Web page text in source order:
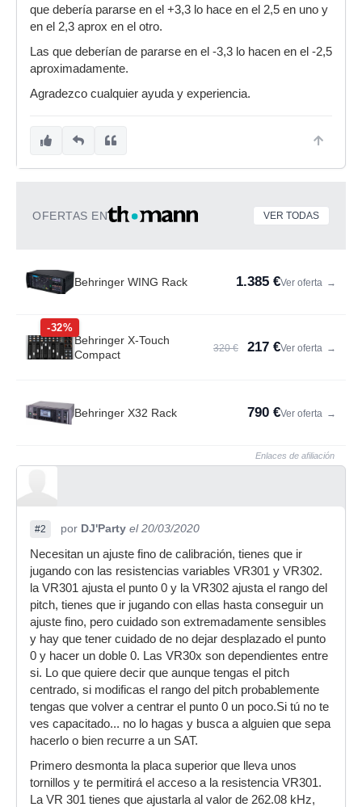
que debería pararse en el +3,3 lo hace en el 2,5 en uno y
en el 2,3 aprox en el otro.
Las que deberían de pararse en el -3,3 lo hacen en el -2,5
aproximadamente.
Agradezco cualquier ayuda y experiencia.
OFERTAS EN VER TODAS
Behringer WING Rack 1.385 €Ver oferta →
-32%
Behringer X-Touch
Compact
320 € 217 €Ver oferta →
Behringer X32 Rack 790 €Ver oferta →
Enlaces de afiliación
#2 por DJ'Party el 20/03/2020
Necesitan un ajuste fino de calibración, tienes que ir
jugando con las resistencias variables VR301 y VR302.
la VR301 ajusta el punto 0 y la VR302 ajusta el rango del
pitch, tienes que ir jugando con ellas hasta conseguir un
ajuste fino, pero cuidado son extremadamente sensibles
y hay que tener cuidado de no dejar desplazado el punto
0 y hacer un doble 0. Las VR30x son dependientes entre
si. Lo que quiere decir que aunque tengas el pitch
centrado, si modificas el rango del pitch probablemente
tengas que volver a centrar el punto 0 un poco.Si tú no te
ves capacitado... no lo hagas y busca a alguien que sepa
hacerlo o bien recurre a un SAT.
Primero desmonta la placa superior que lleva unos
tornillos y te permitirá el acceso a la resistencia VR301.
La VR 301 tienes que ajustarla al valor de 262.08 kHz,